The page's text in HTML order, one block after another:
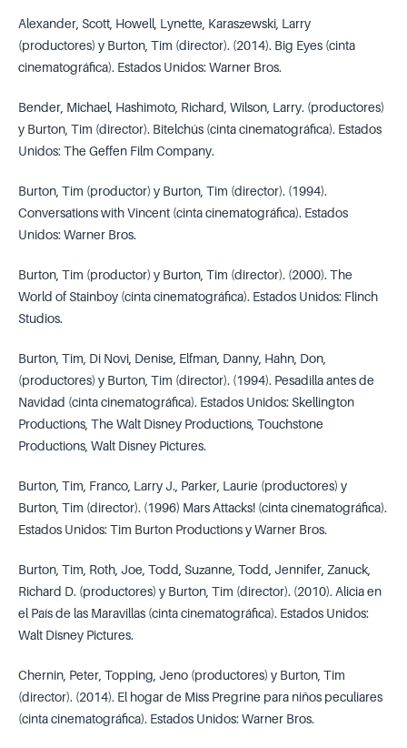
Alexander, Scott, Howell, Lynette, Karaszewski, Larry
(productores) y Burton, Tim (director). (2014). Big Eyes (cinta
cinematográfica). Estados Unidos: Warner Bros.
Bender, Michael, Hashimoto, Richard, Wilson, Larry. (productores)
y Burton, Tim (director). Bitelchús (cinta cinematográfica). Estados
Unidos: The Geffen Film Company.
Burton, Tim (productor) y Burton, Tim (director). (1994).
Conversations with Vincent (cinta cinematográfica). Estados
Unidos: Warner Bros.
Burton, Tim (productor) y Burton, Tim (director). (2000). The
World of Stainboy (cinta cinematográfica). Estados Unidos: Flinch
Studios.
Burton, Tim, Di Novi, Denise, Elfman, Danny, Hahn, Don,
(productores) y Burton, Tim (director). (1994). Pesadilla antes de
Navidad (cinta cinematográfica). Estados Unidos: Skellington
Productions, The Walt Disney Productions, Touchstone
Productions, Walt Disney Pictures.
Burton, Tim, Franco, Larry J., Parker, Laurie (productores) y
Burton, Tim (director). (1996) Mars Attacks! (cinta cinematográfica).
Estados Unidos: Tim Burton Productions y Warner Bros.
Burton, Tim, Roth, Joe, Todd, Suzanne, Todd, Jennifer, Zanuck,
Richard D. (productores) y Burton, Tim (director). (2010). Alicia en
el País de las Maravillas (cinta cinematográfica). Estados Unidos:
Walt Disney Pictures.
Chernin, Peter, Topping, Jeno (productores) y Burton, Tim
(director). (2014). El hogar de Miss Pregrine para niños peculiares
(cinta cinematográfica). Estados Unidos: Warner Bros.